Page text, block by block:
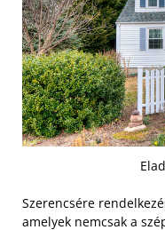
Szerencsére
amelyek nemcsak a